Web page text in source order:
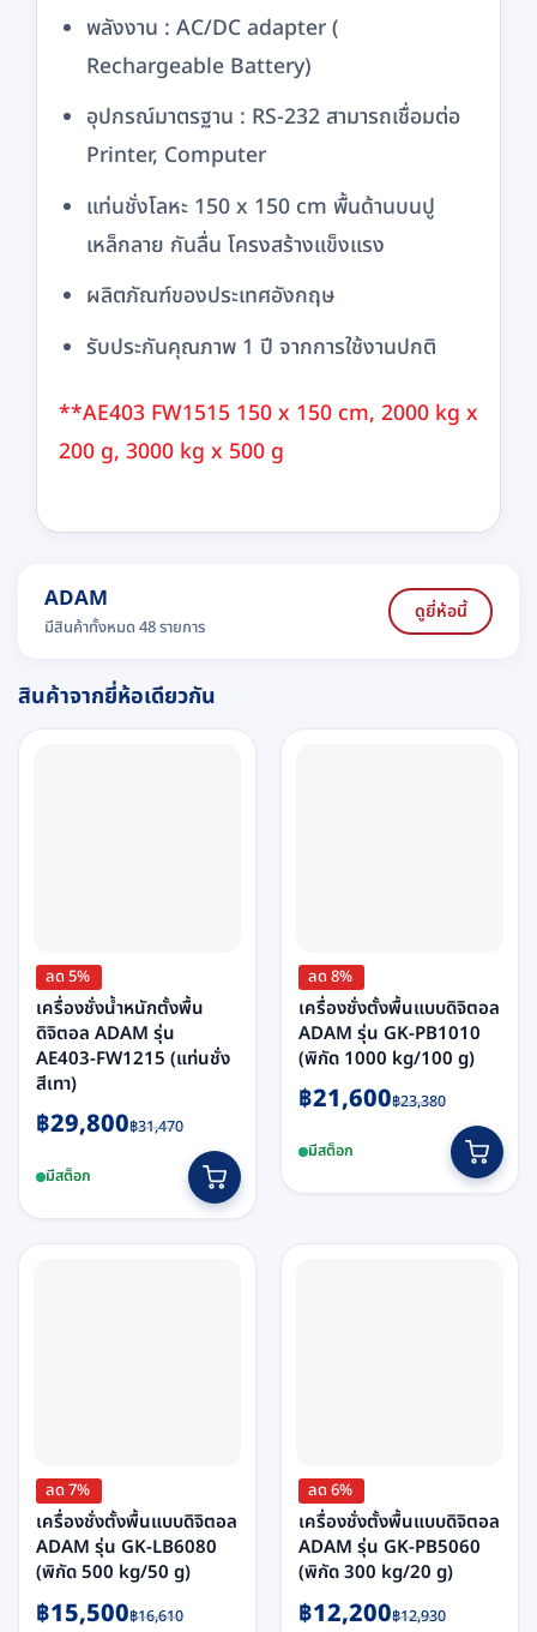
พลังงาน : AC/DC adapter (
Rechargeable Battery)
อุปกรณ์มาตรฐาน : RS-232 สามารถเชื่อมต่อ
Printer, Computer
แท่นชั่งโลหะ 150 x 150 cm พื้นด้านบนปู
เหล็กลาย กันลื่น โครงสร้างแข็งแรง
ผลิตภัณฑ์ของประเทศอังกฤษ
รับประกันคุณภาพ 1 ปี จากการใช้งานปกติ
**AE403 FW1515 150 x 150 cm, 2000 kg x
200 g, 3000 kg x 500 g
ADAM
มีสินค้าทั้งหมด 48 รายการ
ดูยี่ห้อนี้
สินค้าจากยี่ห้อเดียวกัน
ลด 5%
เครื่องชั่งน้ำหนักตั้งพื้น
ดิจิตอล ADAM รุ่น
AE403-FW1215 (แท่นชั่ง
สีเทา)
฿31,470
Original
was:
฿29,800
Current
is:มีสต็อก
ลด 8%
เครื่องชั่งตั้งพื้นแบบดิจิตอล
ADAM รุ่น GK-PB1010
(พิกัด 1000 kg/100 g)
฿23,380
Original
was:
฿21,600
Current
is:มีสต็อก
ลด 7%
เครื่องชั่งตั้งพื้นแบบดิจิตอล
ADAM รุ่น GK-LB6080
(พิกัด 500 kg/50 g)
฿16,610
Original
฿15,500
Current
ลด 6%
เครื่องชั่งตั้งพื้นแบบดิจิตอล
ADAM รุ่น GK-PB5060
(พิกัด 300 kg/20 g)
฿12,930
Original
฿12,200
Current